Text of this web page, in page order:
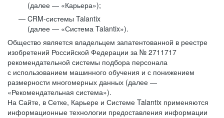
(далее — «Карьера»);
CRM-системы Talantix
(далее — «Система Talantix»).
Общество является владельцем запатентованной в реестре
изобретений Российской Федерации за № 2711717
рекомендательной системы подбора персонала
с использованием машинного обучения и с понижением
размерности многомерных данных (далее —
«Рекомендательная система»).
На Сайте, в Сетке, Карьере и Системе Talantix применяются
информационные технологии предоставления информации